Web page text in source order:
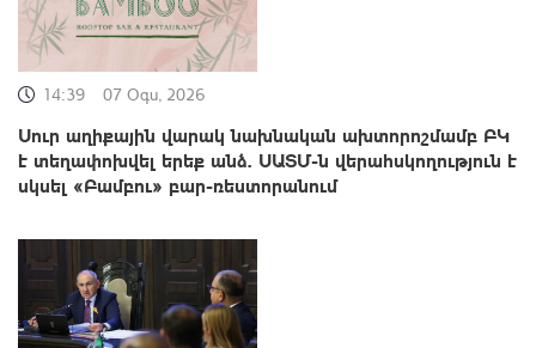
14:39 07 Օգս, 2026
Սուր աղիքային վարակ նախնական ախտորոշմամբ ԲԿ
է տեղափոխվել երեք անձ. ՍԱՏՄ-ն վերահսկողություն է
սկսել «Բամբու» բար-ռեստորանում